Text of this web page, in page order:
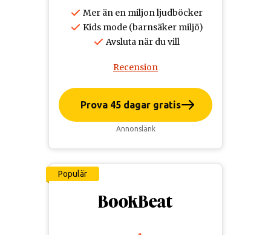
Mer än en miljon ljudböcker
Kids mode (barnsäker miljö)
Avsluta när du vill
Recension
Prova 45 dagar gratis
Annonslänk
Populär